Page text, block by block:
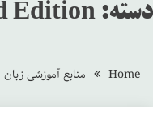
دسته: Edition
Home منابع آموزشی زبان